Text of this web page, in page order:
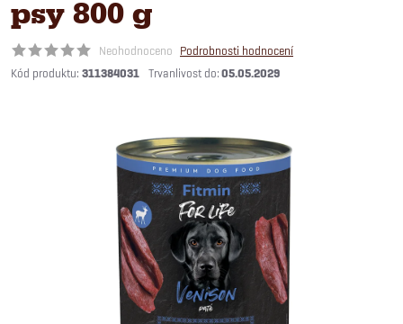
psy 800 g
Neohodnoceno
Podrobnosti hodnocení
Kód produktu: 311384031 05.05.2029